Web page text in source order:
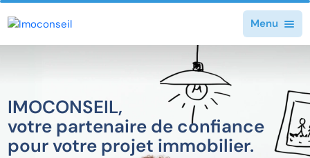
Menu
IMOCONSEIL,
votre partenaire de confiance
pour votre projet immobilier.